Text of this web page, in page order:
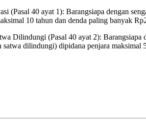
(Pasal 40 ayat 1): Barangsiapa dengan
10 tahun dan denda paling banyak
Dilindungi (Pasal 40 ayat 2):
satwa dilindungi) dipidana penjara